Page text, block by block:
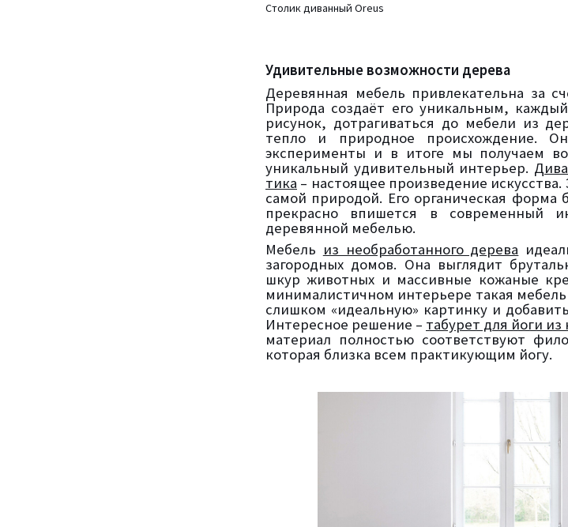
Столик диванный Oreus
Удивительные возможности дерева
Деревянная мебель привлекательна за
Природа создаёт его уникальным,
рисунок, дотрагиваться до мебели из
тепло и природное происхождение.
эксперименты и в итоге мы получаем
уникальный удивительный интерьер.
тика – настоящее произведение
самой природой. Его органическая форма
прекрасно впишется в современный
деревянной мебелью.
Мебель из необработанного дерева
загородных домов. Она выглядит
шкур животных и массивные кожаные
минималистичном интерьере такая
слишком «идеальную» картинку и
Интересное решение – табурет для йоги из
материал полностью соответствуют
которая близка всем практикующим йогу.